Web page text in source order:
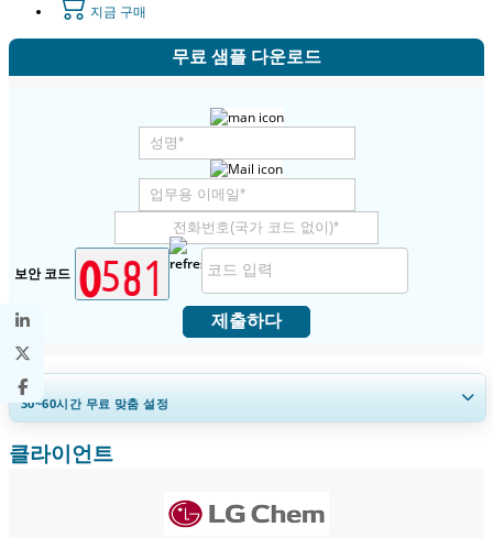
지금 구매
무료 샘플 다운로드
보안 코드
제출하다
30~60시간무료 맞춤 설정
지역 및 국가 범위 확장, 세그먼트 분석, 기업 프로필, 경쟁 벤치마킹, 및 최
지금 맞춤 설정
클라이언트